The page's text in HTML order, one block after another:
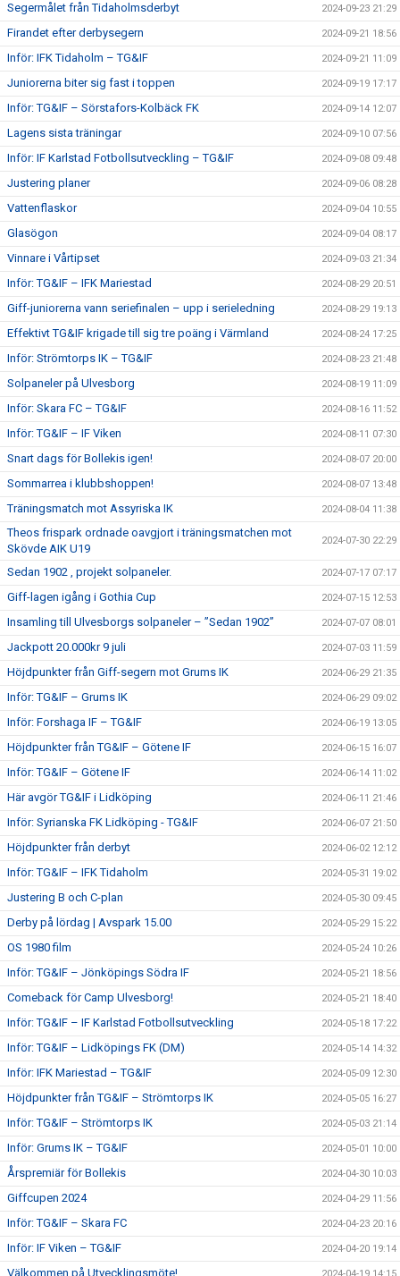
Segermålet från Tidaholmsderbyt 2024-09-23 21:29
Firandet efter derbysegern 2024-09-21 18:56
Inför: IFK Tidaholm – TG&IF 2024-09-21 11:09
Juniorerna biter sig fast i toppen 2024-09-19 17:17
Inför: TG&IF – Sörstafors-Kolbäck FK 2024-09-14 12:07
Lagens sista träningar 2024-09-10 07:56
Inför: IF Karlstad Fotbollsutveckling – TG&IF 2024-09-08 09:48
Justering planer 2024-09-06 08:28
Vattenflaskor 2024-09-04 10:55
Glasögon 2024-09-04 08:17
Vinnare i Vårtipset 2024-09-03 21:34
Inför: TG&IF – IFK Mariestad 2024-08-29 20:51
Giff-juniorerna vann seriefinalen – upp i serieledning 2024-08-29 19:13
Effektivt TG&IF krigade till sig tre poäng i Värmland 2024-08-24 17:25
Inför: Strömtorps IK – TG&IF 2024-08-23 21:48
Solpaneler på Ulvesborg 2024-08-19 11:09
Inför: Skara FC – TG&IF 2024-08-16 11:52
Inför: TG&IF – IF Viken 2024-08-11 07:30
Snart dags för Bollekis igen! 2024-08-07 20:00
Sommarrea i klubbshoppen! 2024-08-07 13:48
Träningsmatch mot Assyriska IK 2024-08-04 11:38
Theos frispark ordnade oavgjort i träningsmatchen mot
Skövde AIK U19
2024-07-30 22:29
Sedan 1902 , projekt solpaneler. 2024-07-17 07:17
Giff-lagen igång i Gothia Cup 2024-07-15 12:53
Insamling till Ulvesborgs solpaneler – ”Sedan 1902” 2024-07-07 08:01
Jackpott 20.000kr 9 juli 2024-07-03 11:59
Höjdpunkter från Giff-segern mot Grums IK 2024-06-29 21:35
Inför: TG&IF – Grums IK 2024-06-29 09:02
Inför: Forshaga IF – TG&IF 2024-06-19 13:05
Höjdpunkter från TG&IF – Götene IF 2024-06-15 16:07
Inför: TG&IF – Götene IF 2024-06-14 11:02
Här avgör TG&IF i Lidköping 2024-06-11 21:46
Inför: Syrianska FK Lidköping - TG&IF 2024-06-07 21:50
Höjdpunkter från derbyt 2024-06-02 12:12
Inför: TG&IF – IFK Tidaholm 2024-05-31 19:02
Justering B och C-plan 2024-05-30 09:45
Derby på lördag | Avspark 15.00 2024-05-29 15:22
OS 1980 film 2024-05-24 10:26
Inför: TG&IF – Jönköpings Södra IF 2024-05-21 18:56
Comeback för Camp Ulvesborg! 2024-05-21 18:40
Inför: TG&IF – IF Karlstad Fotbollsutveckling 2024-05-18 17:22
Inför: TG&IF – Lidköpings FK (DM) 2024-05-14 14:32
Inför: IFK Mariestad – TG&IF 2024-05-09 12:30
Höjdpunkter från TG&IF – Strömtorps IK 2024-05-05 16:27
Inför: TG&IF – Strömtorps IK 2024-05-03 21:14
Inför: Grums IK – TG&IF 2024-05-01 10:00
Årspremiär för Bollekis 2024-04-30 10:03
Giffcupen 2024 2024-04-29 11:56
Inför: TG&IF – Skara FC 2024-04-23 20:16
Inför: IF Viken – TG&IF 2024-04-20 19:14
Välkommen på Utvecklingsmöte!